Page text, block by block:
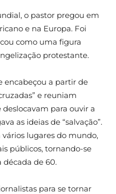
o pastor pregou em
e na Europa. Foi
como uma figura
protestante.
encabeçou a partir de
e reuniam
deslocavam para ouvir a
as ideias de “salvação”.
lugares do mundo,
públicos, tornando-se
década de 60.
para se tornar